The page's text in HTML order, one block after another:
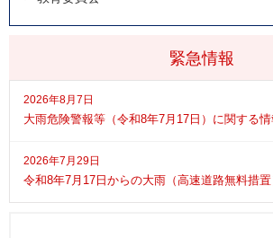
緊急情報
2026年8月7日
大雨危険警報等（令和8年7月17日）に関する情
2026年7月29日
令和8年7月17日からの大雨（高速道路無料措置